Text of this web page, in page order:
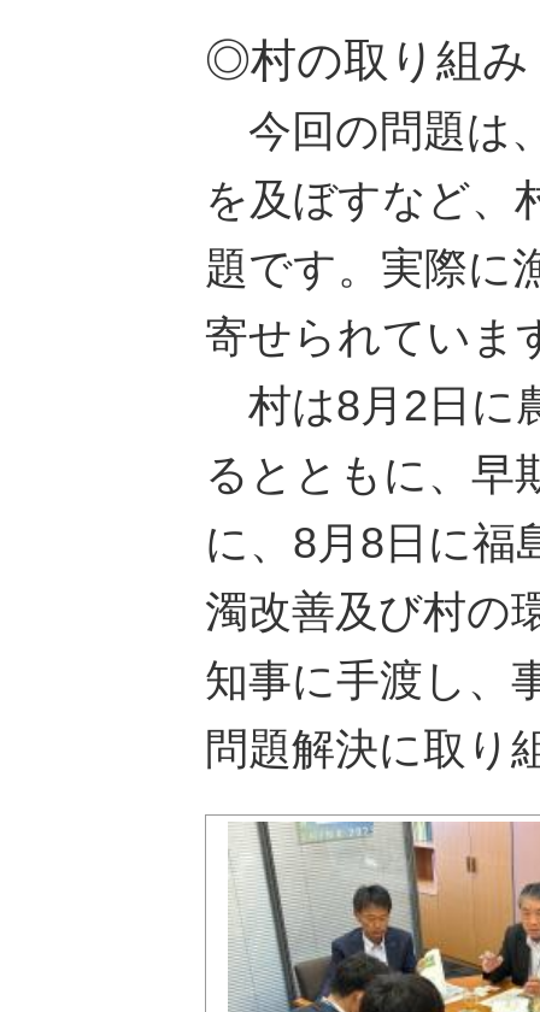
◎村の取り組み
今回の問題は
を及ぼすなど、
題です。実際に
寄せられていま
村は8月2日に
るとともに、早
に、8月8日に福
濁改善及び村の
知事に手渡し、
問題解決に取り